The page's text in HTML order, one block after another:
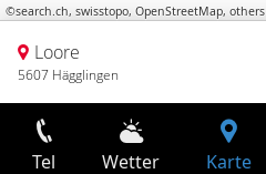
©search.ch, swisstopo, OpenStreetMap, others
Loore
5607 Hägglingen
Tel Wetter Karte